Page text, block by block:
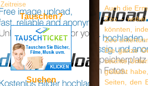
Auch die
Zoo - wobei
könnten,
Zoo
Die ganze
seichte
gelacht
Seiten, den
Zeitreise
Tauschen?
Suchen